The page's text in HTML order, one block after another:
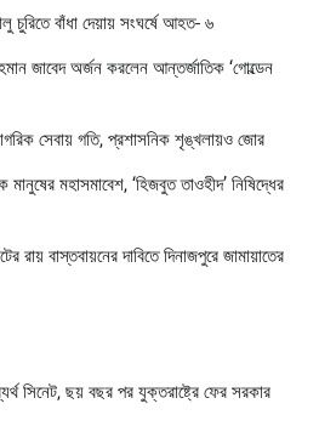
চুরিতে বাঁধা দেয়ায় সংঘর্ষে আহত- ৬
জাবেদ অর্জন করলেন আন্তর্জাতিক ‘গোল্ডেন
সেবায় গতি, প্রশাসনিক শৃঙ্খলায়ও জোর
মানুষের মহাসমাবেশ, ‘হিজবুত তাওহীদ’ নিষিদ্ধের
বাস্তবায়নের দাবিতে দিনাজপুরে জামায়াতের
সিনেট, ছয় বছর পর যুক্তরাষ্ট্রে ফের সরকার